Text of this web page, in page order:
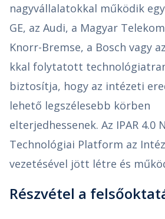
nagyvállalatokkal működik
GE, az Audi, a Magyar
Knorr-Bremse, a Bosch vagy
kkal folytatott
biztosítja, hogy az intézeti
lehető legszélesebb körben
elterjedhessenek. Az IPAR 4.0
Technológiai Platform az
vezetésével jött létre és
Részvétel a